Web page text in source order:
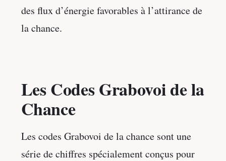
des flux d’énergie favorables à l’attirance de
la chance.
Les Codes Grabovoi de la
Chance
Les codes Grabovoi de la chance sont une
série de chiffres spécialement conçus pour